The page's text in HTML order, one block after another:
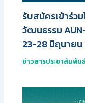
รับสมัครเข้าร่ว
วัฒนธรรม
23-28 มิถุนายน
ข่าวสารประชาสัมพัน